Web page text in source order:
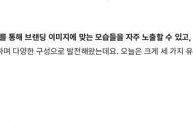
통해 브랜딩 이미지에 맞는 모습들을 자주 노출할 수 있고,
다양한 구성으로 발전해왔는데요. 오늘은 크게 세 가지 유